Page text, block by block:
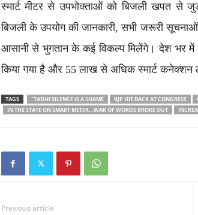
स्मार्ट मीटर से उपभोक्ताओं को बिजली खपत
बिजली के उपयोग की जानकारी, सभी जरूरी
आसानी से भुगतान के कई विकल्प मिलेंगे। देश भर में
किया गया है और 55 लाख से अधिक स्मार्ट कनेक्शन
TAGS "TADHI SILENCE IS A SHAME BJP HIT BACK AT CONGRESS
IN THE STATE ON SMART METER…WAR OF WORDS BROKE OUT
Previous article